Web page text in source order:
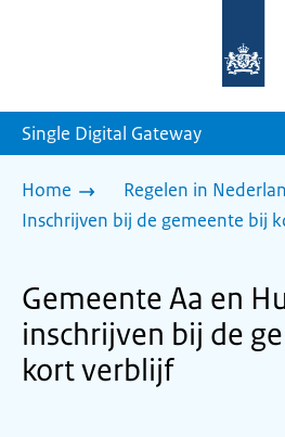
homepage
Single Digital Gateway
Home
Regelen in
Inschrijven bij de gemeente bij
Gemeente Aa en
inschrijven bij de
kort verblijf